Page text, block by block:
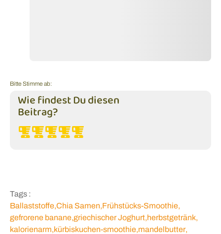
Bitte Stimme ab:
Wie findest Du diesen
Beitrag?
Tags :
Ballaststoffe,Chia Samen,Frühstücks-Smoothie,
gefrorene banane,griechischer Joghurt,herbstgetränk,
kalorienarm,kürbiskuchen-smoothie,mandelbutter,